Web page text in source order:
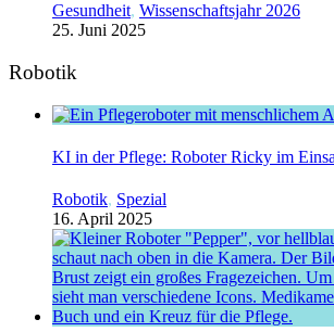
Gesundheit, Wissenschaftsjahr 2026
25. Juni 2025
Robotik
KI in der Pflege: Roboter Ricky im
Robotik, Spezial
16. April 2025